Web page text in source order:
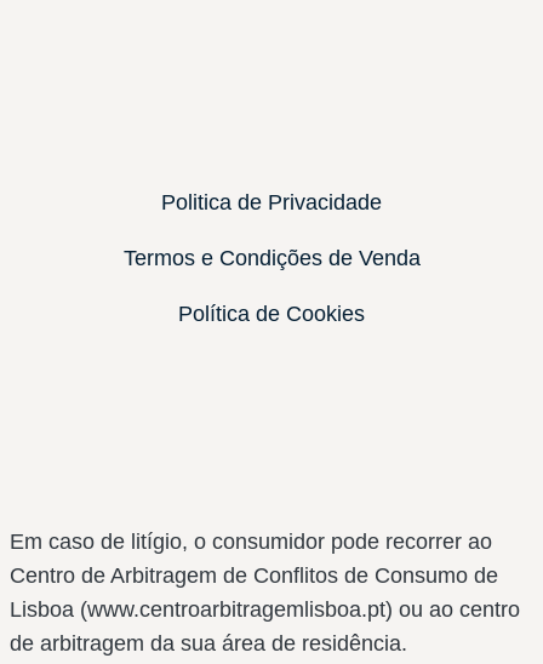
Politica de Privacidade
Termos e Condições de Venda
Política de Cookies
Em caso de litígio, o consumidor pode recorrer ao
Centro de Arbitragem de Conflitos de Consumo de
Lisboa (www.centroarbitragemlisboa.pt) ou ao centro
de arbitragem da sua área de residência.